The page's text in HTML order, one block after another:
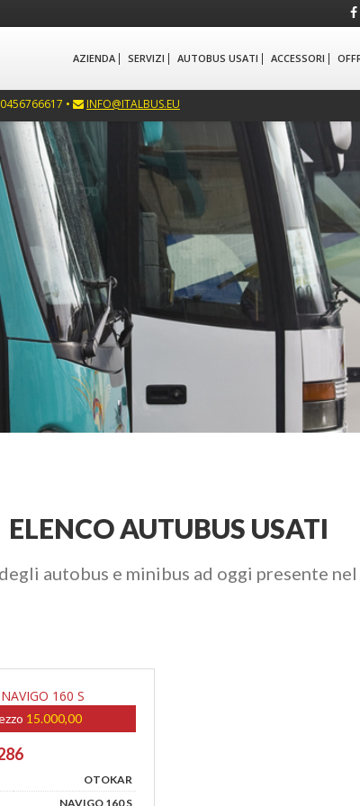
AZIENDA SERVIZI AUTOBUS USATI ACCESSORI
• INFO@ITALBUS.EU
ELENCO AUTUBUS USATI
autobus e minibus ad oggi presente
15.000,00
OTOKAR
NAVIGO 160 S